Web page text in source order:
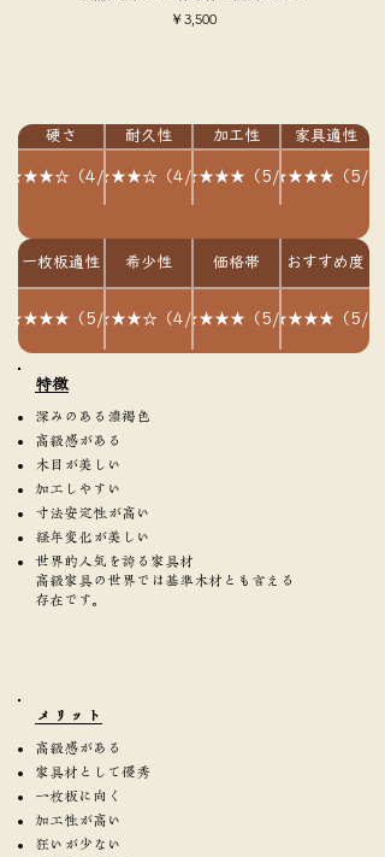
価格
￥3,500
硬さ 耐久性 加工性 家具適性
（4/5）
★★★★☆（4/5）★★★★★（5/5）★★★★★（5/5
一枚板適性 希少性 価格帯 おすすめ度
（5/5）
★★★★☆（4/5）★★★★★（5/5）★★★★★（5/5
​特徴
深みのある濃褐色
高級感がある
木目が美しい
加工しやすい
寸法安定性が高い
経年変化が美しい
世界的人気を誇る家具材
高級家具の世界では基準木材とも言える
存在です。
​メリット
高級感がある
家具材として優秀
一枚板に向く
加工性が高い
狂いが少ない